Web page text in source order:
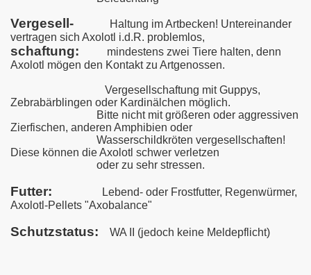
Vergesell-
Haltung im Artbecken! Untereinander
vertragen sich Axolotl i.d.R. problemlos,
schaftung: mindestens zwei Tiere halten, denn
Axolotl mögen den Kontaktzu Artgenossen.
Vergesellschaftung mit Guppys,
Zebrabärblingen oder Kardinälchen möglich.
Bitte nicht mit größeren oder aggressiven
Zierfischen, anderen Amphibien oder
Wasserschildkröten vergesellschaften!
Diese können die Axolotl schwer verletzen
oder zu sehr stressen.
Futter: Lebend- oder Frostfutter, Regenwürmer,
Axolotl-Pellets "Axobalance"
Schutzstatus: WA II (jedoch keine Meldepflicht)